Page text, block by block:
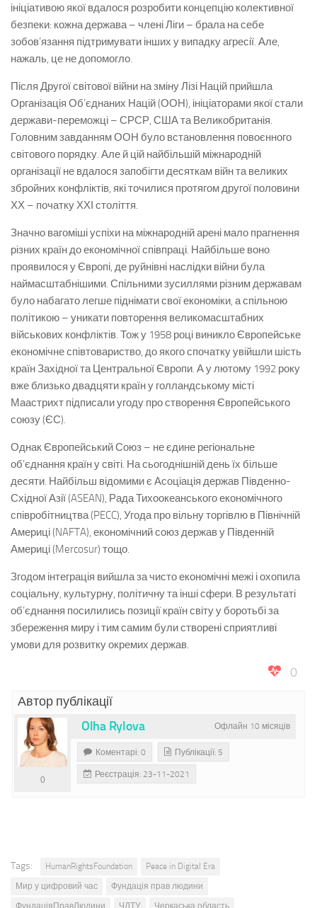
ініціативою якої вдалося розробити концепцію колективної
безпеки: кожна держава – члені Ліги – брала на себе
зобов’язання підтримувати інших у випадку агресії. Але,
нажаль, це не допомогло.
Після Другої світової війни на зміну Лізі Націй прийшла
Організація Об’єднаних Націй (ООН), ініціаторами якої стали
держави-переможці – СРСР, США та Великобританія.
Головним завданням ООН було встановлення повоєнного
світового порядку. Але й цій найбільшій міжнародній
організації не вдалося запобігти десяткам війн та великих
збройних конфліктів, які точилися протягом другої половини
ХХ – початку ХХІ століття.
Значно вагоміші успіхи на міжнародній арені мало прагнення
різних країн до економічної співпраці. Найбільше воно
проявилося у Європі, де руйнівні наслідки війни була
наймасштабнішими. Спільними зусиллями різним державам
було набагато легше піднімати свої економіки, а спільною
політикою – уникати повторення великомасштабних
військових конфліктів. Тож у 1958 році виникло Європейське
економічне співтовариство, до якого спочатку увійшли шість
країн Західної та Центральної Європи. А у лютому 1992 року
вже близько двадцяти країн у голландському місті
Маастрихт підписали угоду про створення Європейського
союзу (ЄС).
Однак Європейський Союз – не єдине регіональне
об’єднання країн у світі. На сьогоднішній день їх більше
десяти. Найбільш відомими є Асоціація держав Південно-
Східної Азії (ASEAN), Рада Тихоокеанського економічного
співробітництва (PECC), Угода про вільну торгівлю в Північній
Америці (NAFTA), економічний союз держав у Південній
Америці (Mercosur) тощо.
Згодом інтеграція вийшла за чисто економічні межі і охопила
соціальну, культурну, політичну та інші сфери. В результаті
об’єднання посилились позиції країн світу у боротьбі за
збереження миру і тим самим були створені сприятливі
умови для розвитку окремих держав.
0
Автор публікації
Офлайн 10 місяців
Olha Rylova
0
Коментарі: 0 Публікації: 5
Реєстрація: 23-11-2021
Tags: HumanRightsFoundation
Peace in Digital Era
Мир у цифровий час
Фундація прав людини
ФундаціяПравЛюдини
ЧДТУ Черкаська область